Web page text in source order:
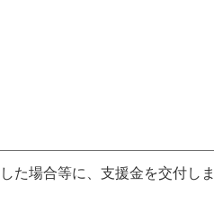
た場合等に、支援金を交付し